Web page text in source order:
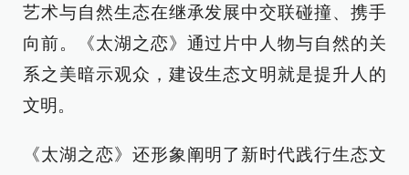
艺术与自然生态在继承发展中交联碰撞、携手
向前。《太湖之恋》通过片中人物与自然的关
系之美暗示观众，建设生态文明就是提升人的
文明。
《太湖之恋》还形象阐明了新时代践行生态文